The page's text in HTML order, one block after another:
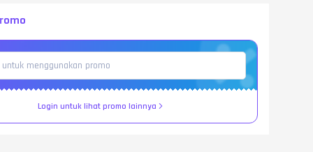
Login untuk lihat promo lainnya